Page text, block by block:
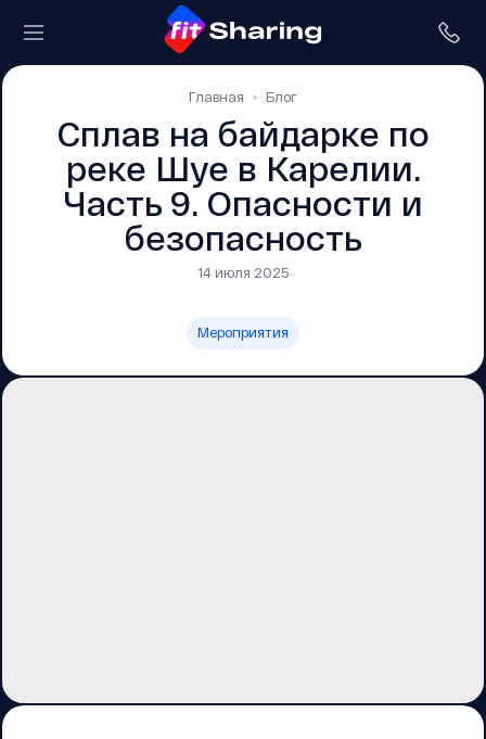
Главная Блог
Сплав на байдарке по
реке Шуе в Карелии.
Часть 9. Опасности и
безопасность
14 июля 2025
Мероприятия